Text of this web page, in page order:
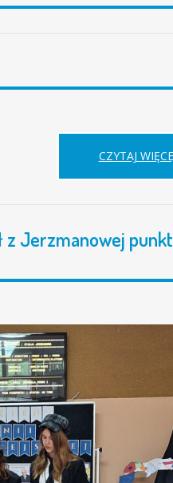
CZYTAJ
z Jerzmanowej